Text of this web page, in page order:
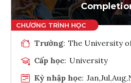
Trường: The University
Cấp học: University
Kỳ nhập học: